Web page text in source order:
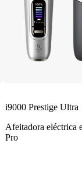
i9000 Prestige Ultra
Afeitadora eléctrica
Pro